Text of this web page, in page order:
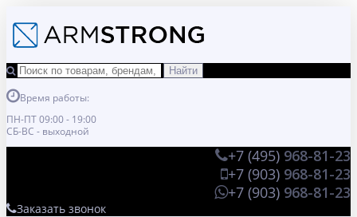
Время работы:
ПН-ПТ 09:00 - 19:00
СБ-ВС - выходной
+7 (495) 968-81-23
+7 (903) 968-81-23
+7 (903) 968-81-23
Заказать звонок